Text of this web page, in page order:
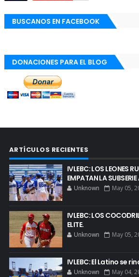
BUSCANOS EN FACEBOOK
DONACIONES PARA EL BLOG
ARTÍCULOS RECIENTES
IVLEBC: LOS LEONES
EMPATAN LA
Unknown May 05,
IVLEBC: LOS
ELITE.
Unknown May 05,
IVLEBC: El Latino se
Unknown May 04,